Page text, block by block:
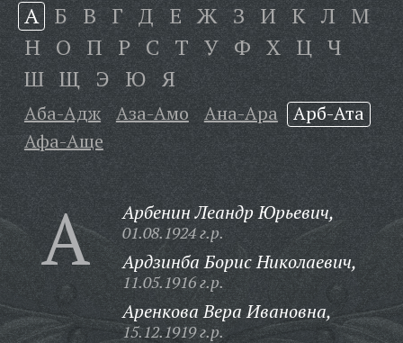
А Б В Г Д Е Ж З И К Л М
Н О П Р С Т У Ф Х Ц Ч
Ш Щ Э Ю Я
Аба-Адж Аза-Амо Ана-Ара
Арб-Ата
Афа-Аще
А Арбенин Леандр Юрьевич,
01.08.1924 г.р.
Ардзинба Борис Николаевич,
11.05.1916 г.р.
Аренкова Вера Ивановна,
15.12.1919 г.р.